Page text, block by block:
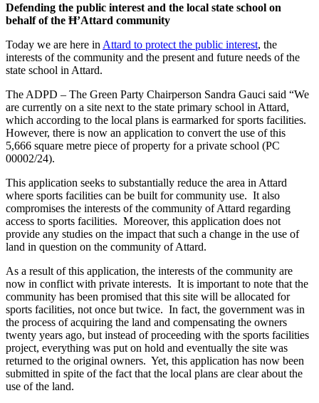
Defending the public interest and the local state school on
behalf of the Ħ’Attard community
Today we are here in Attard to protect the public interest, the
interests of the community and the present and future needs of the
state school in Attard.
The ADPD – The Green Party Chairperson Sandra Gauci said “We
are currently on a site next to the state primary school in Attard,
which according to the local plans is earmarked for sports facilities.
However, there is now an application to convert the use of this
5,666 square metre piece of property for a private school (PC
00002/24).
This application seeks to substantially reduce the area in Attard
where sports facilities can be built for community use. It also
compromises the interests of the community of Attard regarding
access to sports facilities. Moreover, this application does not
provide any studies on the impact that such a change in the use of
land in question on the community of Attard.
As a result of this application, the interests of the community are
now in conflict with private interests. It is important to note that the
community has been promised that this site will be allocated for
sports facilities, not once but twice. In fact, the government was in
the process of acquiring the land and compensating the owners
twenty years ago, but instead of proceeding with the sports facilities
project, everything was put on hold and eventually the site was
returned to the original owners. Yet, this application has now been
submitted in spite of the fact that the local plans are clear about the
use of the land.